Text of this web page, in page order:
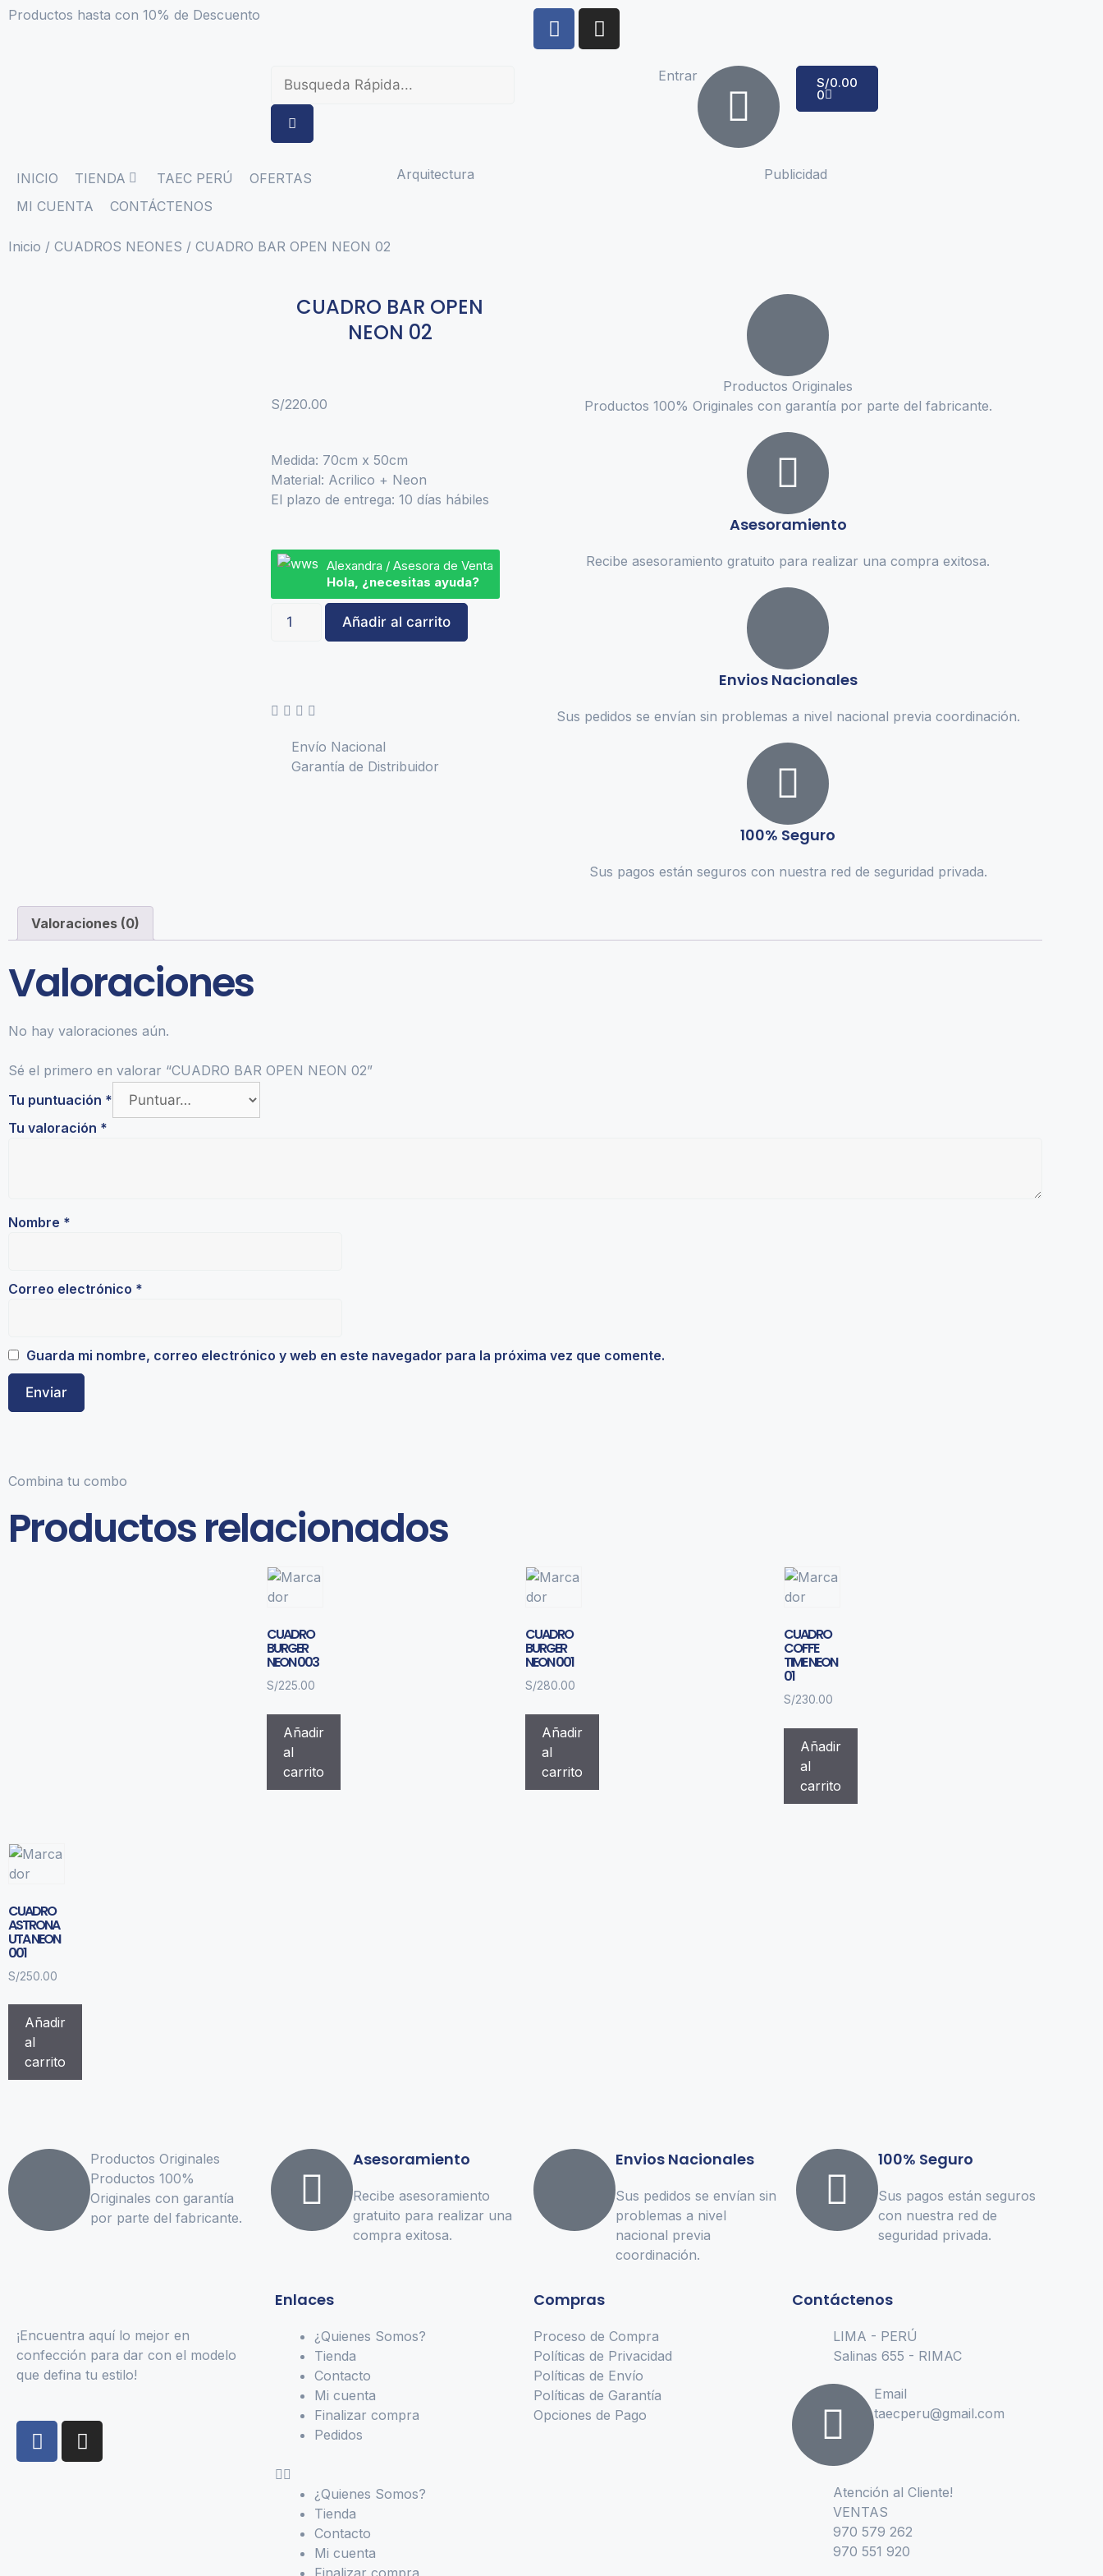
Productos hasta con 10% de Descuento
Entrar S/0.00
0
INICIO TIENDA TAEC PERÚ
OFERTAS
MI CUENTA
CONTÁCTENOS
Arquitectura Publicidad
Inicio / CUADROS NEONES / CUADRO BAR OPEN NEON 02
CUADRO BAR OPEN
NEON 02
S/220.00
Medida: 70cm x 50cm
Material: Acrilico + Neon
El plazo de entrega: 10 días hábiles
Alexandra / Asesora de Venta
Hola, ¿necesitas ayuda?
Añadir al carrito
Envío Nacional
Garantía de Distribuidor
Productos Originales
Productos 100% Originales con garantía por parte del fabricante.
Asesoramiento
Recibe asesoramiento gratuito para realizar una compra exitosa.
Envios Nacionales
Sus pedidos se envían sin problemas a nivel nacional previa coordinación.
100% Seguro
Sus pagos están seguros con nuestra red de seguridad privada.
Valoraciones (0)
Valoraciones
No hay valoraciones aún.
Sé el primero en valorar “CUADRO BAR OPEN NEON 02”
Tu puntuación *
Tu valoración *
Nombre *
Correo electrónico *
Guarda mi nombre, correo electrónico y web en este navegador para la próxima vez que comente.
Combina tu combo
Productos relacionados
CUADRO
BURGER
NEON 003
S/225.00
Añadir
al
carrito
CUADRO
BURGER
NEON 001
S/280.00
Añadir
al
carrito
CUADRO
COFFE
TIME NEON
01
S/230.00
Añadir
al
carrito
CUADRO
ASTRONA
UTA NEON
001
S/250.00
Añadir
al
carrito
Productos Originales
Productos 100%
Originales con garantía
por parte del fabricante.
Asesoramiento
Recibe asesoramiento
gratuito para realizar una
compra exitosa.
Envios Nacionales
Sus pedidos se envían sin
problemas a nivel
nacional previa
coordinación.
100% Seguro
Sus pagos están seguros
con nuestra red de
seguridad privada.
¡Encuentra aquí lo mejor en
confección para dar con el modelo
que defina tu estilo!
Enlaces
¿Quienes Somos?
Tienda
Contacto
Mi cuenta
Finalizar compra
Pedidos
¿Quienes Somos?
Tienda
Contacto
Mi cuenta
Compras
Proceso de Compra
Políticas de Privacidad
Políticas de Envío
Políticas de Garantía
Opciones de Pago
Contáctenos
LIMA - PERÚ
Salinas 655 - RIMAC
Email
taecperu@gmail.com
Atención al Cliente!
VENTAS
970 579 262
970 551 920